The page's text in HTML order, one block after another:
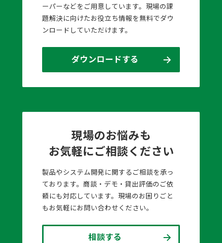
ーパーなどをご用意しています。現場の課
題解決に向けたお役立ち情報を無料でダウ
ンロードしていただけます。
ダウンロードする
現場のお悩みも
お気軽にご相談ください
製品やシステム開発に関するご相談を承っ
ております。商談・デモ・貸出評価のご依
頼にも対応しています。現場のお困りごと
もお気軽にお問い合わせください。
相談する